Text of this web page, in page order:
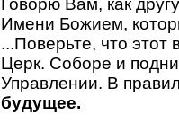
Говорю Вам, как
Имени Божием,
...Поверьте, что
Церк. Соборе и
Управлении. В
будущее.